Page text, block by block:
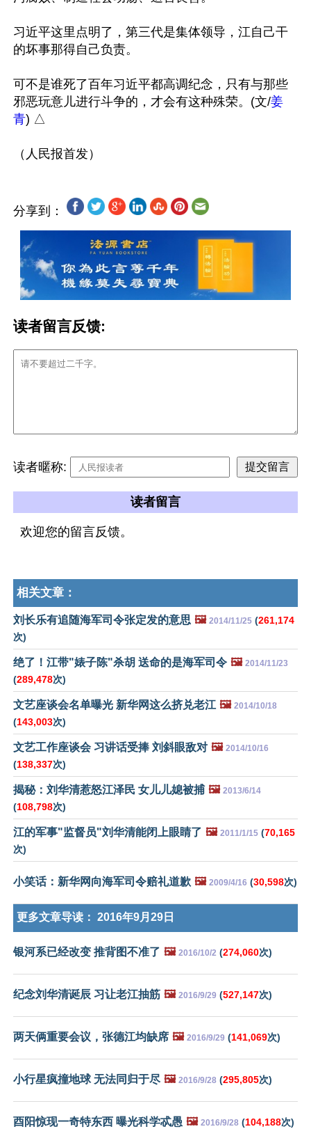
习近平这里点明了，第三代是集体领导，江自己干
的坏事那得自己负责。
可不是谁死了百年习近平都高调纪念，只有与那些
邪恶玩意儿进行斗争的，才会有这种殊荣。(文/姜
青) △
分享到：
读者留言反馈:
读者暱称:
读者留言
欢迎您的留言反馈。
相关文章：
刘长乐有追随海军司令张定发的意思 🖼️ 2014/11/25 (261,174
次)
绝了！江带"婊子陈"杀胡 送命的是海军司令 🖼️ 2014/11/23
(289,478次)
文艺座谈会名单曝光 新华网这么挤兑老江 🖼️ 2014/10/18
(143,003次)
文艺工作座谈会 习讲话受捧 刘斜眼敌对 🖼️ 2014/10/16
(138,337次)
揭秘：刘华清惹怒江泽民 女儿儿媳被捕 🖼️ 2013/6/14
(108,798次)
江的军事"监督员"刘华清能闭上眼睛了 🖼️ 2011/1/15 (70,165
次)
小笑话：新华网向海军司令赔礼道歉 🖼️ 2009/4/16 (30,598次)
更多文章导读： 2016年9月29日
银河系已经改变 推背图不准了 🖼️ 2016/10/2 (274,060次)
纪念刘华清诞辰 习让老江抽筋 🖼️ 2016/9/29 (527,147次)
两天俩重要会议，张德江均缺席 🖼️ 2016/9/29 (141,069次)
小行星疯撞地球 无法同归于尽 🖼️ 2016/9/28 (295,805次)
酉阳惊现一奇特东西 曝光科学忒愚 🖼️ 2016/9/28 (104,188次)